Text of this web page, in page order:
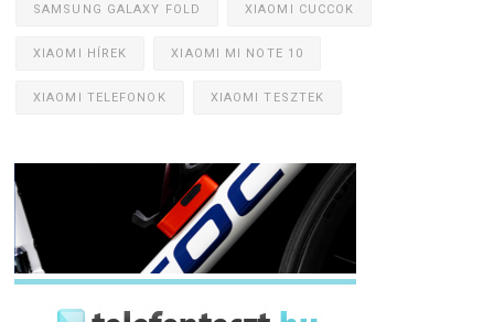
SAMSUNG GALAXY FOLD XIAOMI CUCCOK
XIAOMI HÍREK XIAOMI MI NOTE 10
XIAOMI TELEFONOK XIAOMI TESZTEK